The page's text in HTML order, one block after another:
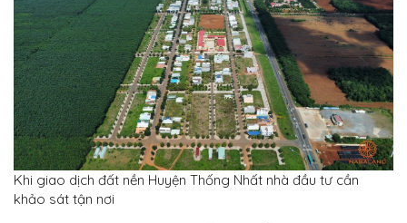
Khi giao dịch đất nền Huyện Thống Nhất nhà đầu tư cần
khảo sát tận nơi